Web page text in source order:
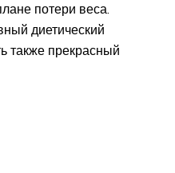
потери веса.
диетический
также прекрасный